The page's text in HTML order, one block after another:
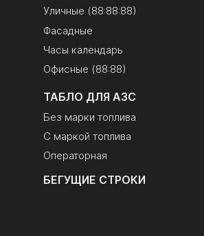
Уличные (88:88:88)
Фасадные
Часы календарь
Офисные (88:88)
ТАБЛО ДЛЯ АЗС
Без марки топлива
С маркой топлива
Операторная
БЕГУЩИЕ СТРОКИ